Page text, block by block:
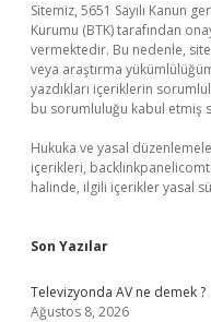
Sitemiz, 5651 Sayılı Kanun
Kurumu (BTK) tarafından
vermektedir. Bu nedenle,
veya araştırma
yazdıkları içeriklerin
bu sorumluluğu kabul etmiş
Hukuka ve yasal
içerikleri,
halinde, ilgili içerikler yasal
Son Yazılar
Televizyonda AV ne demek ?
Ağustos 8, 2026